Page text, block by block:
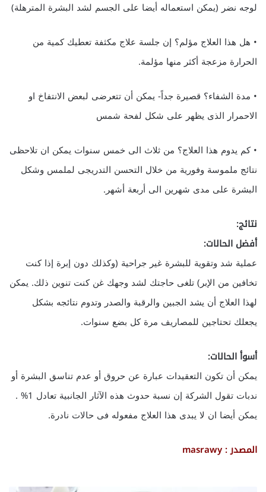
لوجه نضر (يمكن استعماله أيضا على الجسم لشد البشرة المترهلة)
• هل هذا العلاج مؤلم؟ إن جلسة علاج مكثفة تعطيك كمية من
الحرارة مزعجة أكثر منها مؤلمة.
• مدة الشفاء؟ قصيرة جداً- يمكن أن تتعرضى لبعض الانتفاخ او
الاحمرار الذى يظهر على شكل لفحة شمس
• كم يدوم هذا العلاج؟ من ثلاث الى خمس سنوات يمكن ان تلاحظى
نتائج ملموسة وفورية من خلال التحسن التدريجى لملمس وشكل
البشرة على مدى شهرين الى أربعة أشهر.
نتائج:
أفضل الحالات:
عملية شد وتقوية للبشرة غير جراحية (وكذلك دون إبرة إذا كنت
تخافين من الإبر) تلغى حاجتك لشد وجهك غن كنت تنوين ذلك. يمكن
لهذا العلاج أن يشد الجبين والرقبة والصدر وتدوم نتائجه بشكل
يجعلك تحتاجين للمصاريف مرة كل بضع سنوات.
أسوأ الحالات:
يمكن أن تكون التعقيدات عبارة عن حروق أو عدم تناسق البشرة أو
ندبات تقول الشركة إن نسبة حدوث هذه الآثار الجانبية تعادل 1% .
يمكن أيضا ان لا يبدى هذا العلاج مفعوله فى حالات نادرة.
المصدر : masrawy